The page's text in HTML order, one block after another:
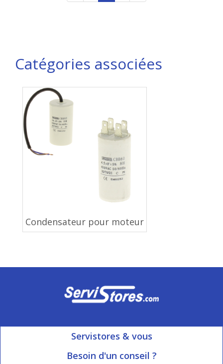
Catégories associées
Condensateur pour moteur
Servistores & vous
Mon compte
Besoin d'un conseil ?